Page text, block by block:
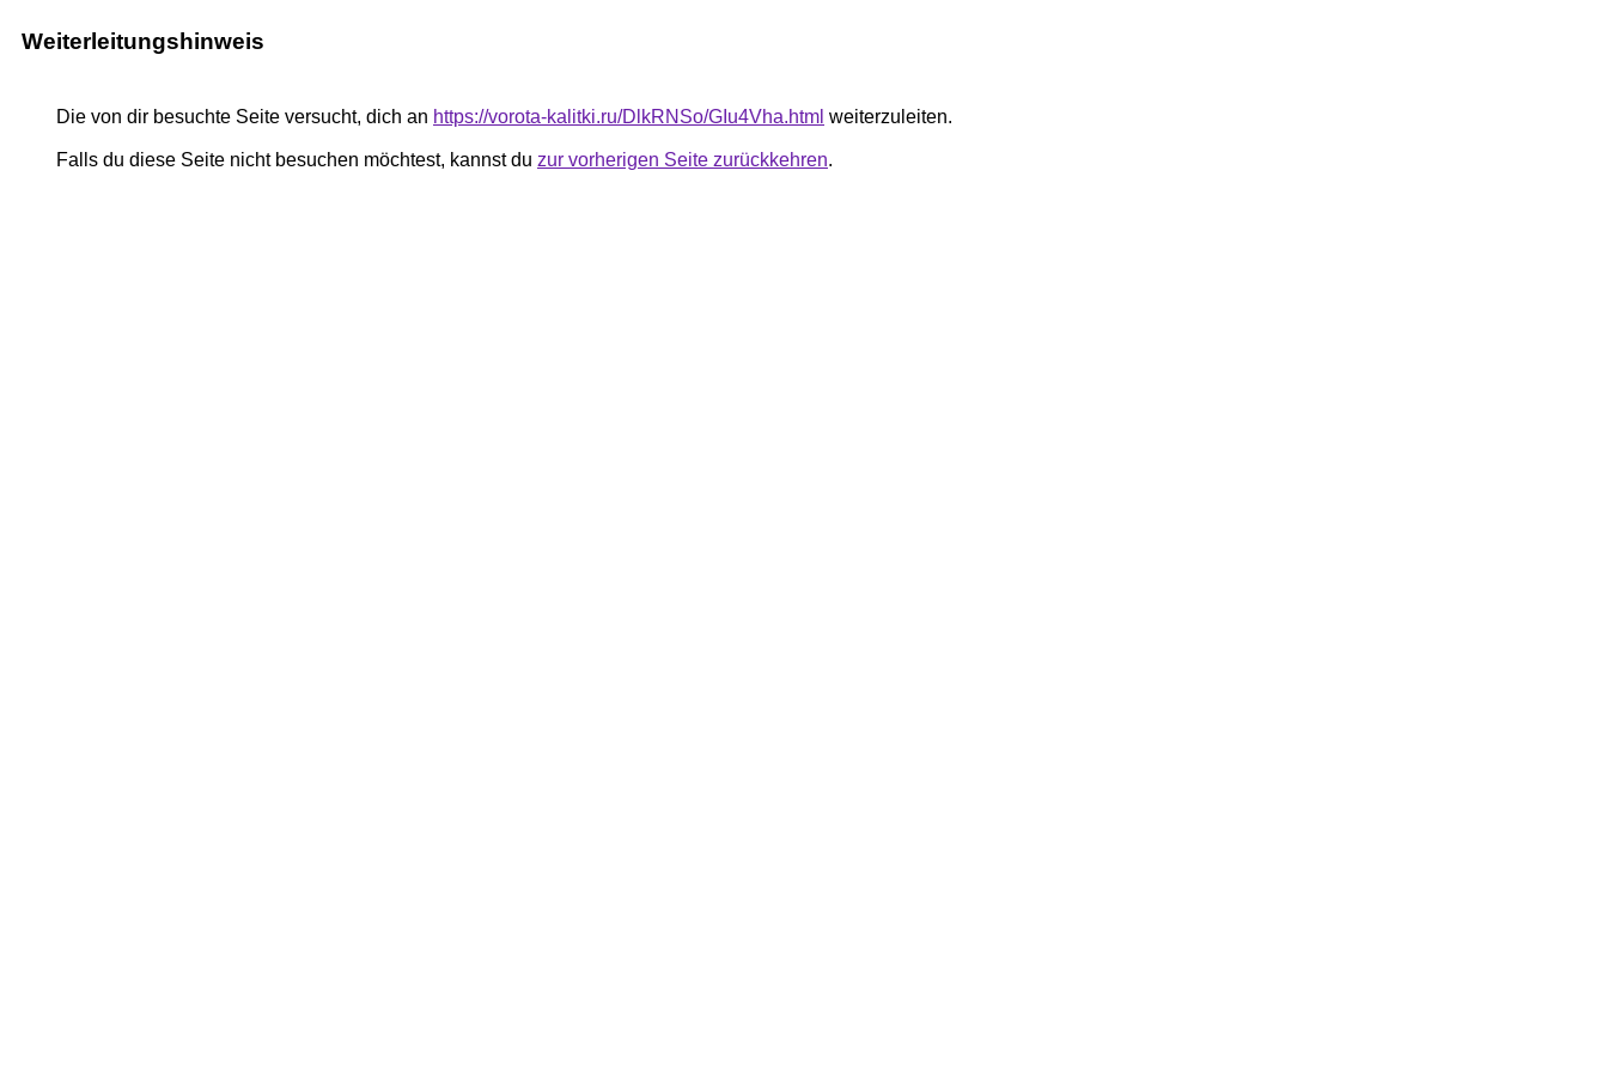
Weiterleitungshinweis
Die von dir besuchte Seite versucht, dich an https://vorota-kalitki.ru/DlkRNSo/GIu4Vha.html weiterzuleiten.
Falls du diese Seite nicht besuchen möchtest, kannst du zur vorherigen Seite zurückkehren.